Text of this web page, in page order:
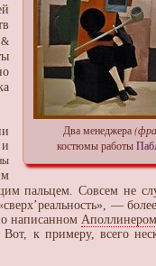
Два менеджера
костюмы работы
&
пальцем. Совсем не
—
написанном Аполлинером
к примеру, всего